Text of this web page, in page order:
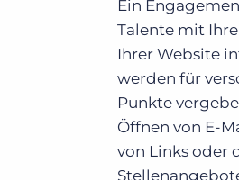
Ein
Talente mit
Ihrer Website
werden für
Punkte
Öffnen von E-
von Links oder